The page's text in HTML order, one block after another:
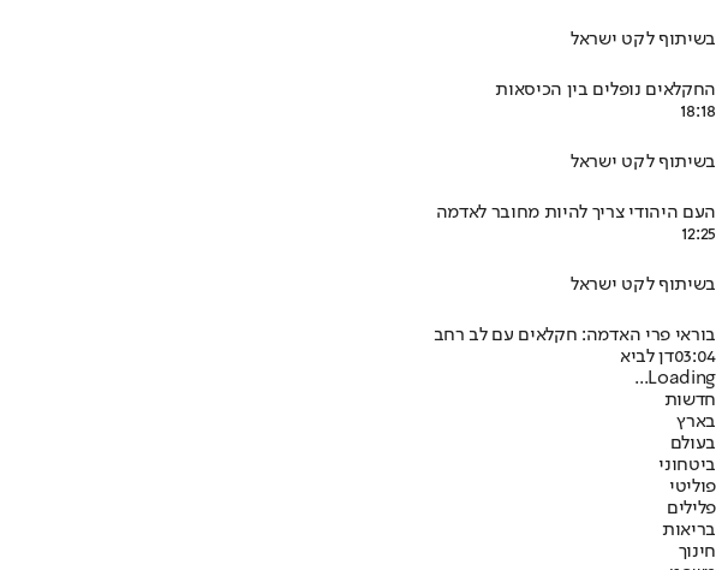
בשיתוף לקט ישראל
החקלאים נופלים בין הכיסאות
18:18
בשיתוף לקט ישראל
העם היהודי צריך להיות מחובר לאדמה
12:25
בשיתוף לקט ישראל
בוראי פרי האדמה: חקלאים עם לב רחב
03:04דן לביא
Loading...
חדשות
בארץ
בעולם
ביטחוני
פוליטי
פלילים
בריאות
חינוך